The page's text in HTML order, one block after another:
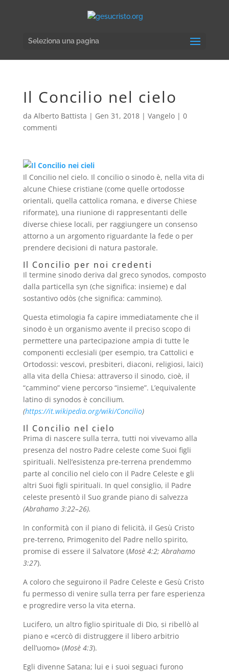
Seleziona una pagina
Il Concilio nel cielo
da Alberto Battista | Gen 31, 2018| Vangelo| 0
commenti
Il Concilio nel cielo. Il concilio o sinodo è, nella vita di
alcune Chiese cristiane (come quelle ortodosse
orientali, quella cattolica romana, e diverse Chiese
riformate), una riunione di rappresentanti delle
diverse chiese locali, per raggiungere un consenso
attorno a un argomento riguardante la fede o per
prendere decisioni di natura pastorale.
Il Concilio per noi credenti
Il termine sinodo deriva dal greco synodos, composto
dalla particella syn (che significa: insieme) e dal
sostantivo odòs (che significa: cammino).
Questa etimologia fa capire immediatamente che il
sinodo è un organismo avente il preciso scopo di
permettere una partecipazione ampia di tutte le
componenti ecclesiali (per esempio, tra Cattolici e
Ortodossi: vescovi, presbiteri, diaconi, religiosi, laici)
alla vita della Chiesa: attraverso il sinodo, cioè, il
“cammino” viene percorso “insieme”. L’equivalente
latino di synodos è concilium.
(https://it.wikipedia.org/wiki/Concilio)
Il Concilio nel cielo
Prima di nascere sulla terra, tutti noi vivevamo alla
presenza del nostro Padre celeste come Suoi figli
spirituali. Nell’esistenza pre-terrena prendemmo
parte al concilio nel cielo con il Padre Celeste e gli
altri Suoi figli spirituali. In quel consiglio, il Padre
celeste presentò il Suo grande piano di salvezza
(Abrahamo 3:22–26).
In conformità con il piano di felicità, il Gesù Cristo
pre-terreno, Primogenito del Padre nello spirito,
promise di essere il Salvatore (Mosè 4:2; Abrahamo
3:27).
A coloro che seguirono il Padre Celeste e Gesù Cristo
fu permesso di venire sulla terra per fare esperienza
e progredire verso la vita eterna.
Lucifero, un altro figlio spirituale di Dio, si ribellò al
piano e «cercò di distruggere il libero arbitrio
dell’uomo» (Mosè 4:3).
Egli divenne Satana; lui e i suoi seguaci furono